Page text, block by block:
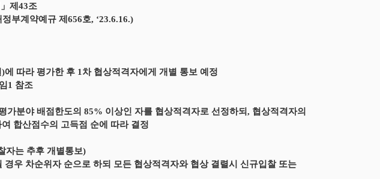
제43조
부계약예규 제656호, ‘23.6.16.)
따라 평가한 후 1차 협상적격자에게 개별 통보 예정
1 참조
가분야 배점한도의 85% 이상인 자를 협상적격자로 선정하되, 협상적격자의
합산점수의 고득점 순에 따라 결정
자는 추후 개별통보)
우 차순위자 순으로 하되 모든 협상적격자와 협상 결렬시 신규입찰 또는